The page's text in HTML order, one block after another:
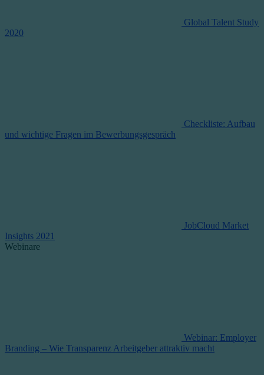
Global Talent Study
2020
Checkliste: Aufbau
und wichtige Fragen im Bewerbungsgespräch
JobCloud Market
Insights 2021
Webinare
Webinar: Employer
Branding – Wie Transparenz Arbeitgeber attraktiv macht